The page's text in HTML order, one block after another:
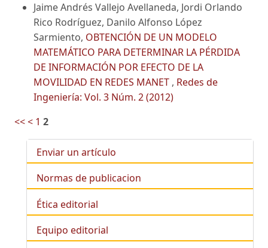
Jaime Andrés Vallejo Avellaneda, Jordi Orlando
Rico Rodríguez, Danilo Alfonso López
Sarmiento, OBTENCIÓN DE UN MODELO
MATEMÁTICO PARA DETERMINAR LA PÉRDIDA
DE INFORMACIÓN POR EFECTO DE LA
MOVILIDAD EN REDES MANET , Redes de
Ingeniería: Vol. 3 Núm. 2 (2012)
<<< 1 2
Enviar un artículo
Normas de publicacion
Ética editorial
Equipo editorial